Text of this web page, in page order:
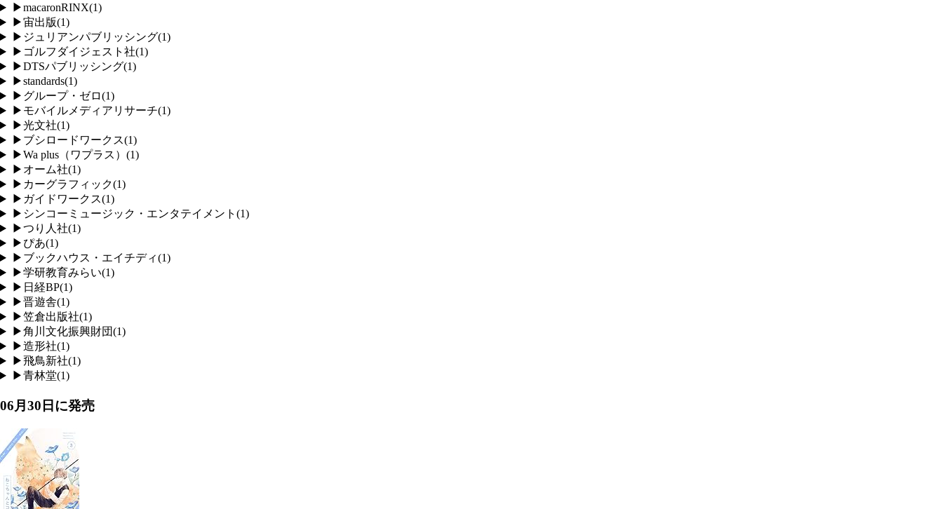
▶macaronRINX(1)
▶宙出版(1)
▶ ジュリアンパブリッシング(1)
▶ ゴルフダイジェスト社(1)
▶DTSパブリッシング(1)
▶standards(1)
▶ グループ・ゼロ(1)
▶ モバイルメディアリサーチ(1)
▶光文社(1)
▶ ブシロードワークス(1)
▶Wa plus（ワプラス） (1)
▶ オーム社(1)
▶ カーグラフィック(1)
▶ ガイドワークス(1)
▶ シンコーミュージック・エンタテイメント (1)
▶つり人社(1)
▶ ぴあ(1)
▶ ブックハウス・エイチディ(1)
▶学研教育みらい(1)
▶ 日経BP(1)
▶晋遊舎(1)
▶笠倉出版社(1)
▶角川文化振興財団(1)
▶造形社(1)
▶飛鳥新社(1)
▶青林堂(1)
06月30日 に発売